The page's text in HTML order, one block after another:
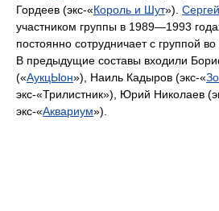
Гордеев (экс-«Король и Шут»).
участником группы в 1989—1993
постоянно сотрудничает с группой
В предыдущие составы входили
(«АукцЫон»), Наиль Кадыров (экс-«
экс-«Трилистник»), Юрий Николаев
экс-«Аквариум»).